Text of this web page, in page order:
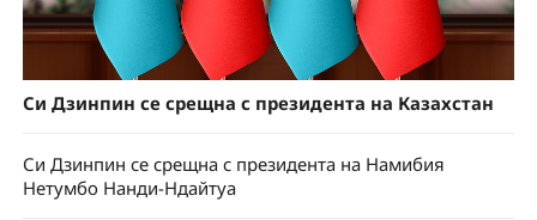
Си Дзинпин се срещна с президента на Казахстан
Си Дзинпин се срещна с президента на Намибия
Нетумбо Нанди-Ндайтуа